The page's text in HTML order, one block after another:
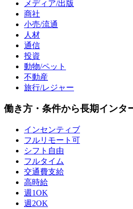
メディア/出版
商社
小売/流通
人材
通信
投資
動物/ペット
不動産
旅行/レジャー
働き方・条件から長期インタ
インセンティブ
フルリモート可
シフト自由
フルタイム
交通費支給
高時給
週1OK
週2OK